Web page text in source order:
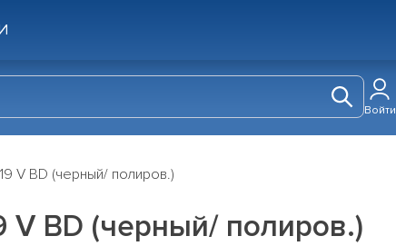
Войти
V BD (черный/ полиров.)
V BD (черный/ полиров.)